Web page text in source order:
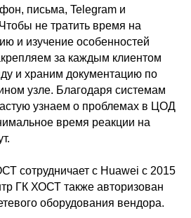
письма, Telegram и
не тратить время на
и изучение особенностей
за каждым клиентом
и храним документацию по
узле. Благодаря системам
узнаем о проблемах в ЦОД
время реакции на
сотрудничает с Huawei с 2015
ГК ХОСТ также авторизован
оборудования вендора.